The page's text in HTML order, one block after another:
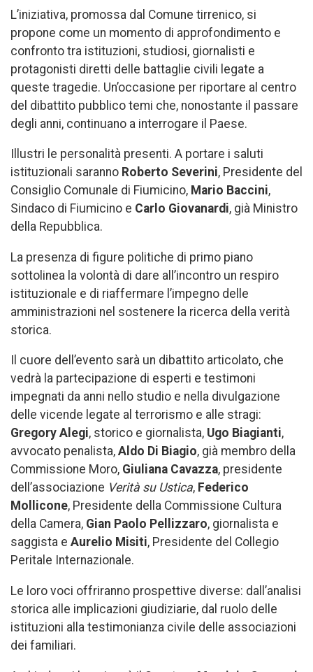
L’iniziativa, promossa dal Comune tirrenico, si
propone come un momento di approfondimento e
confronto tra istituzioni, studiosi, giornalisti e
protagonisti diretti delle battaglie civili legate a
queste tragedie. Un’occasione per riportare al centro
del dibattito pubblico temi che, nonostante il passare
degli anni, continuano a interrogare il Paese.
Illustri le personalità presenti. A portare i saluti
istituzionali saranno Roberto Severini, Presidente del
Consiglio Comunale di Fiumicino, Mario Baccini,
Sindaco di Fiumicino e Carlo Giovanardi, già Ministro
della Repubblica.
La presenza di figure politiche di primo piano
sottolinea la volontà di dare all’incontro un respiro
istituzionale e di riaffermare l’impegno delle
amministrazioni nel sostenere la ricerca della verità
storica.
Il cuore dell’evento sarà un dibattito articolato, che
vedrà la partecipazione di esperti e testimoni
impegnati da anni nello studio e nella divulgazione
delle vicende legate al terrorismo e alle stragi:
Gregory Alegi, storico e giornalista, Ugo Biagianti,
avvocato penalista, Aldo Di Biagio, già membro della
Commissione Moro, Giuliana Cavazza, presidente
dell’associazione Verità su Ustica, Federico
Mollicone, Presidente della Commissione Cultura
della Camera, Gian Paolo Pellizzaro, giornalista e
saggista e Aurelio Misiti, Presidente del Collegio
Peritale Internazionale.
Le loro voci offriranno prospettive diverse: dall’analisi
storica alle implicazioni giudiziarie, dal ruolo delle
istituzioni alla testimonianza civile delle associazioni
dei familiari.